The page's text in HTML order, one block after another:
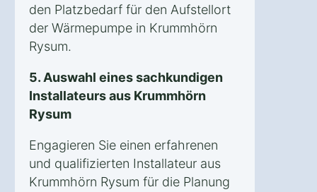
den Platzbedarf für den Aufstellort
der Wärmepumpe in Krummhörn
Rysum.
5. Auswahl eines sachkundigen
Installateurs aus Krummhörn
Rysum
Engagieren Sie einen erfahrenen
und qualifizierten Installateur aus
Krummhörn Rysum für die Planung